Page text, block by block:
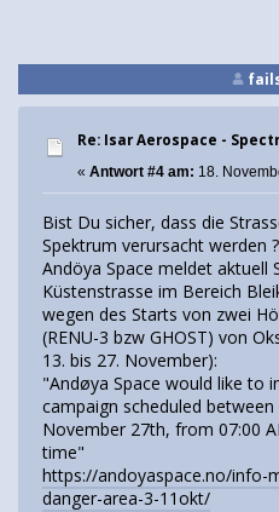
Re: Isar Aerospace -
« Antwort #4 am: 18.
Bist Du sicher, dass die
Spektrum verursacht werden ?
Andöya Space meldet aktuell
Küstenstrasse im Bereich
wegen des Starts von zwei
(RENU-3 bzw GHOST) von
13. bis 27. November):
"Andøya Space would like to
campaign scheduled
November 27th, from 07:00
time"
https://andoyaspace.no/info-
danger-area-3-11okt/